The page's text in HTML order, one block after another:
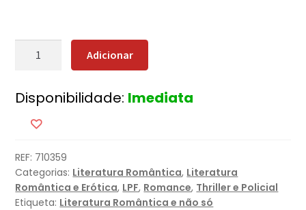
Quantidade
Mortal
[Nova
Edição]
Adicionar
Disponibilidade: Imediata
REF: 710359
Categorias: Literatura Romântica, Literatura
Romântica e Erótica, LPF, Romance, Thriller e Policial
Etiqueta: Literatura Romântica e não só